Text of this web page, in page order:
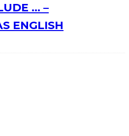
… –
ENGLISH